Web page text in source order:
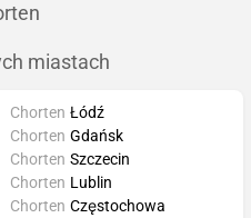
miastach
Chorten Łódź
Chorten Gdańsk
Chorten Szczecin
Chorten Lublin
Chorten Częstochowa